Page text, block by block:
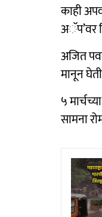
काही
अॅप’वर
अजित
मानून
५
सामना